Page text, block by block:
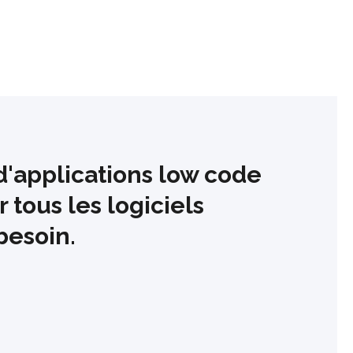
low code
tous les logiciels